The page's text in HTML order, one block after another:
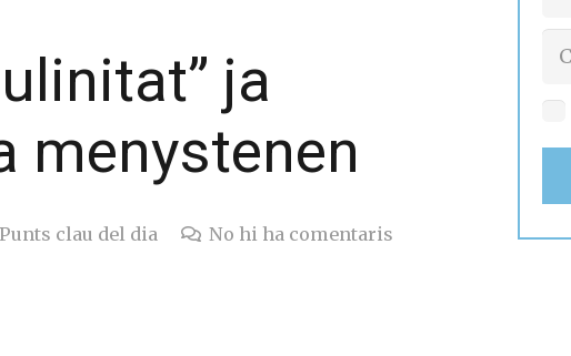
ja
menystenen
clau del dia No hi ha comentaris